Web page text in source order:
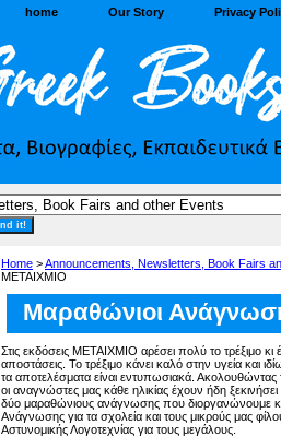
home Our Story Privacy
Home >Announcements, Newsletters, Book Fairs
ΜΕΤΑΙΧΜΙΟ
Μαραθώνιοι
Στις εκδόσεις ΜΕΤΑΙΧΜΙΟ αρέσει πολύ το τρέξιμο κι
αποστάσεις. Το τρέξιμο κάνει καλό στην υγεία και
τα αποτελέσματα είναι εντυπωσιακά. Ακολουθώντας
οι αναγνώστες μας κάθε ηλικίας έχουν ήδη
δύο μαραθώνιους ανάγνωσης που διοργανώνουμε
Ανάγνωσης για τα σχολεία και τους μικρούς μας
Αστυνομικής Λογοτεχνίας για τους μεγάλους.